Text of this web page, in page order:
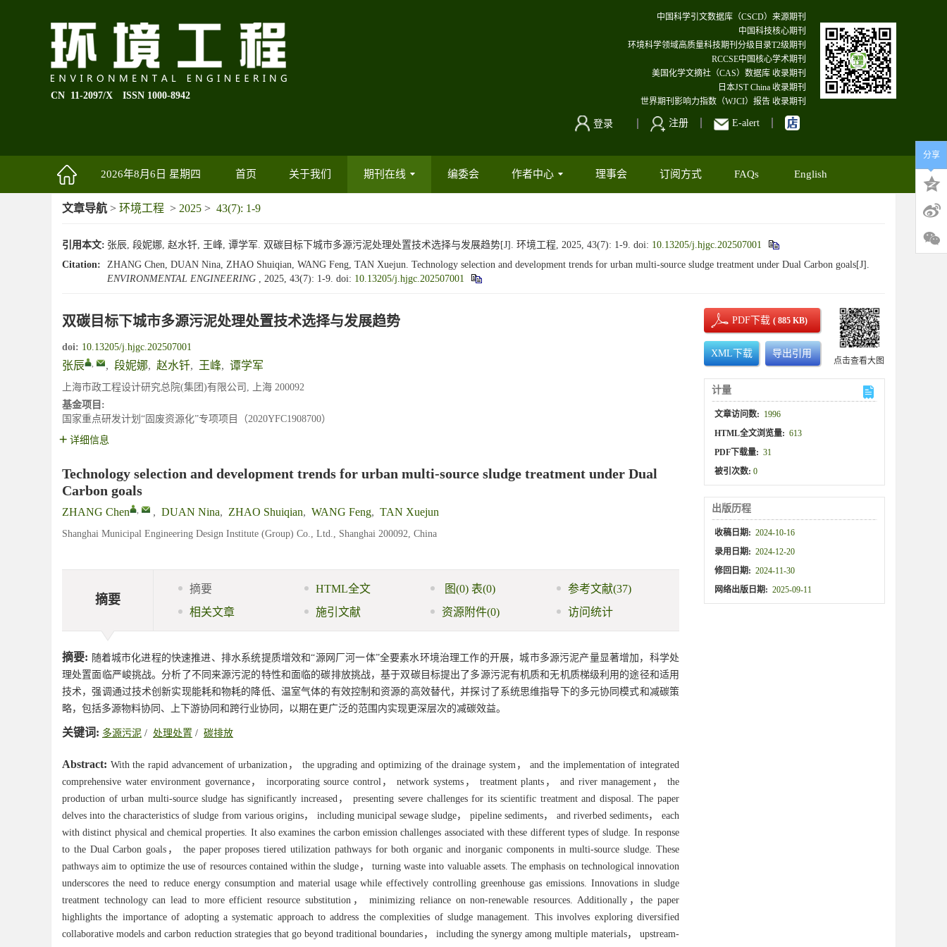
CN 11-2097/X ISSN 1000-8942
中国科学引文数据库（CSCD）来源期刊
中国科技核心期刊
环境科学领域高质量科技期刊分级目录T2级期刊
RCCSE中国核心学术期刊
美国化学文摘社（CAS）数据库 收录期刊
日本JST China 收录期刊
世界期刊影响力指数（WJCI）报告 收录期刊
登录 注册 E-alert
2026年8月6日 星期四 首页 关于我们 期刊在线 编委会 作者中心 理事会 订阅方式 FAQs English
文章导航 > 环境工程 > 2025 > 43(7): 1-9
引用本文: 张辰, 段妮娜, 赵水钎, 王峰, 谭学军. 双碳目标下城市多源污泥处理处置技术选择与发展趋势[J]. 环境工程, 2025, 43(7): 1-9. doi: 10.13205/j.hjgc.202507001
Citation:
ZHANG Chen, DUAN Nina, ZHAO Shuiqian, WANG Feng, TAN Xuejun. Technology selection and development trends for urban multi-source sludge treatment under Dual Carbon goals[J].
ENVIRONMENTAL ENGINEERING
, 2025, 43(7): 1-9. doi: 10.13205/j.hjgc.202507001
双碳目标下城市多源污泥处理处置技术选择与发展趋势
doi: 10.13205/j.hjgc.202507001
张辰 , 段妮娜, 赵水钎, 王峰, 谭学军
上海市政工程设计研究总院(集团)有限公司, 上海 200092
基金项目:
国家重点研发计划“固废资源化”专项项目（2020YFC1908700）
详细信息
Technology selection and development trends for urban multi-source sludge treatment under Dual
Carbon goals
ZHANG Chen , DUAN Nina, ZHAO Shuiqian, WANG Feng, TAN Xuejun
Shanghai Municipal Engineering Design Institute (Group) Co., Ltd., Shanghai 200092, China
摘要
摘要 HTML全文 图(0) 表(0) 参考文献(37)
相关文章
施引文献 资源附件(0) 访问统计
摘要: 随着城市化进程的快速推进、排水系统提质增效和“源网厂河一体”全要素水环境治理工作的开展，城市多源污泥产量显著增加，科学处
理处置面临严峻挑战。分析了不同来源污泥的特性和面临的碳排放挑战，基于双碳目标提出了多源污泥有机质和无机质梯级利用的途径和适用
技术，强调通过技术创新实现能耗和物耗的降低、温室气体的有效控制和资源的高效替代，并探讨了系统思维指导下的多元协同模式和减碳策
略，包括多源物料协同、上下游协同和跨行业协同，以期在更广泛的范围内实现更深层次的减碳效益。
关键词: 多源污泥 / 处理处置 / 碳排放
Abstract: With the rapid advancement of urbanization， the upgrading and optimizing of the drainage system， and the implementation of integrated
comprehensive water environment governance， incorporating source control， network systems， treatment plants， and river management， the
production of urban multi-source sludge has significantly increased， presenting severe challenges for its scientific treatment and disposal. The paper
delves into the characteristics of sludge from various origins， including municipal sewage sludge， pipeline sediments， and riverbed sediments， each
with distinct physical and chemical properties. It also examines the carbon emission challenges associated with these different types of sludge. In response
to the Dual Carbon goals， the paper proposes tiered utilization pathways for both organic and inorganic components in multi-source sludge. These
pathways aim to optimize the use of resources contained within the sludge， turning waste into valuable assets. The emphasis on technological innovation
underscores the need to reduce energy consumption and material usage while effectively controlling greenhouse gas emissions. Innovations in sludge
treatment technology can lead to more efficient resource substitution， minimizing reliance on non-renewable resources. Additionally，the paper
highlights the importance of adopting a systematic approach to address the complexities of sludge management. This involves exploring diversified
collaborative models and carbon reduction strategies that go beyond traditional boundaries， including the synergy among multiple materials， upstream-
PDF下载( 885 KB)
XML下载 导出引用
点击查看大图
计量
文章访问数: 1996
HTML全文浏览量: 613
PDF下载量: 31
被引次数:0
出版历程
收稿日期: 2024-10-16
录用日期: 2024-12-20
修回日期: 2024-11-30
网络出版日期: 2025-09-11
分享